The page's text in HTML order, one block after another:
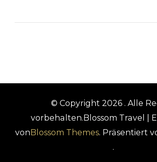
© Copyright 2026 . Alle
vorbehalten. Blossom Travel |
von Blossom Themes. Präsentiert
.